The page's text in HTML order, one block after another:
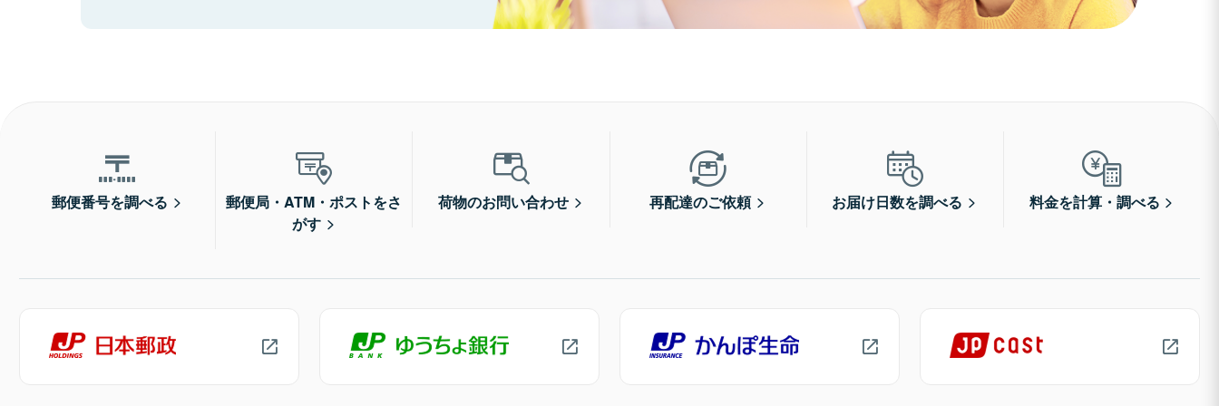
郵便番号を調べる
郵便局・ATM・ポストをさ
がす
荷物のお問い合わせ 再配達のご依頼 お届け日数を調べる 料金を計算・調べる